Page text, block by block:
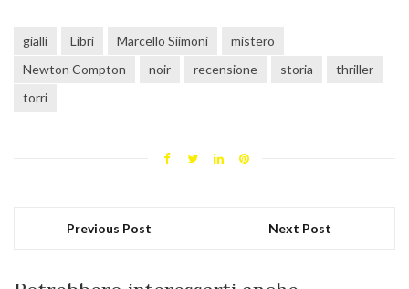
gialli Libri Marcello Siimoni
mistero
Newton Compton
noir recensione storia
thriller
torri
Previous Post Next Post